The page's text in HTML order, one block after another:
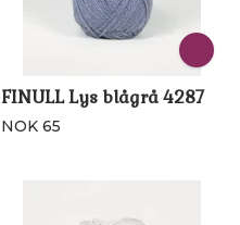
FINULL Lys blågrå 4287
NOK 65